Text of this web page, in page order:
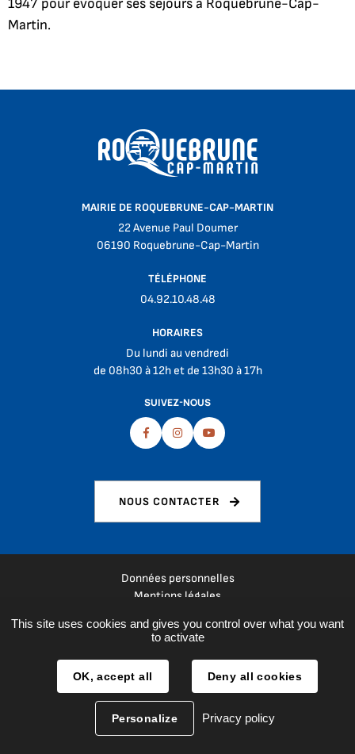
1947 pour évoquer ses séjours à Roquebrune-Cap-
Martin.
MAIRIE DE ROQUEBRUNE-CAP-MARTIN
22 Avenue Paul Doumer
06190 Roquebrune-Cap-Martin
TÉLÉPHONE
04.92.10.48.48
HORAIRES
Du lundi au vendredi
de 08h30 à 12h et de 13h30 à 17h
SUIVEZ-NOUS
FacebookInstagramYoutube
NOUS CONTACTER
Données personnelles
Mentions légales
Espace presse
This site uses cookies and gives you control over what you want
to activate
OK, accept all Deny all cookies
Personalize Privacy policy